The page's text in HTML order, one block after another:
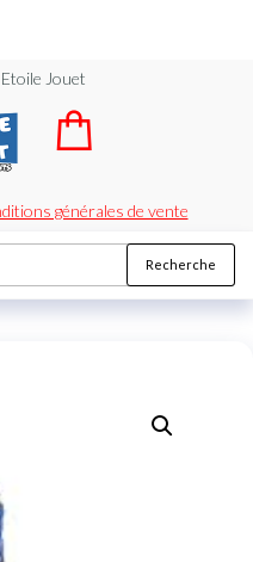
Jouet
générales de vente
Recherche